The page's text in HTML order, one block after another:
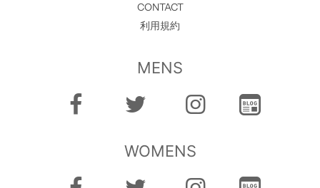
CONTACT
利用規約
MENS
WOMENS